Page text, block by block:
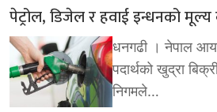
पेट्रोल, डिजेल र हवाई इन्धनको मूल्य
धनगढी । नेपाल
पदार्थको खुद्रा
निगमले…